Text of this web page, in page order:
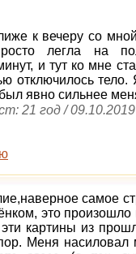
к вечеру со мной
легла на
и тут ко мне
отключилось тело.
явно сильнее
21 год / 09.10.2019
самое
это
картины из
Меня